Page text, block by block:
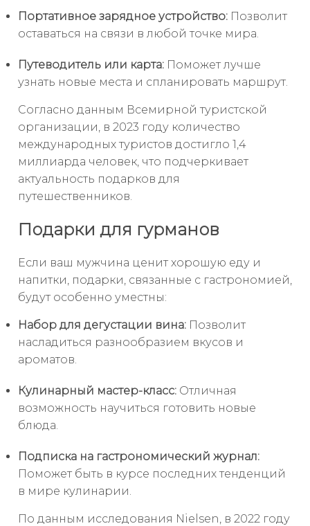
Портативное зарядное устройство: Позволит
оставаться на связи в любой точке мира.
Путеводитель или карта: Поможет лучше
узнать новые места и спланировать маршрут.
Согласно данным Всемирной туристской
организации, в 2023 году количество
международных туристов достигло 1,4
миллиарда человек, что подчеркивает
актуальность подарков для
путешественников.
Подарки для гурманов
Если ваш мужчина ценит хорошую еду и
напитки, подарки, связанные с гастрономией,
будут особенно уместны:
Набор для дегустации вина: Позволит
насладиться разнообразием вкусов и
ароматов.
Кулинарный мастер-класс: Отличная
возможность научиться готовить новые
блюда.
Подписка на гастрономический журнал:
Поможет быть в курсе последних тенденций
в мире кулинарии.
По данным исследования Nielsen, в 2022 году